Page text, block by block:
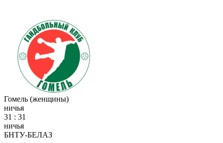
Гомель (женщины)
ничья
31 : 31
ничья
БНТУ-БЕЛАЗ